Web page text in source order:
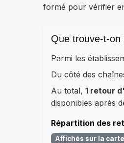
formé pour vérifier
Que trouve-t-
Parmi les
Du côté des
Au total, 1 retour
disponibles après
Répartition des
Affichés sur la carte